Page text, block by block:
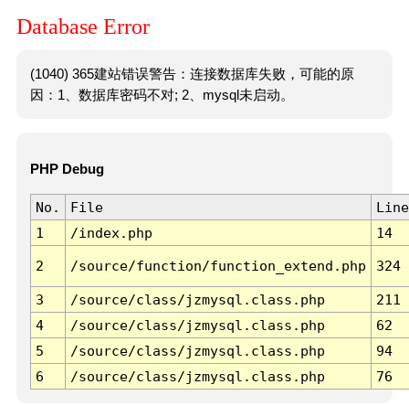
Database Error
(1040) 365建站错误警告：连接数据库失败，可能的原
因：1、数据库密码不对; 2、mysql未启动。
PHP Debug
No. File
Line
1
/index.php 14
2 /source/function/function_extend.php 324
3 /source/class/jzmysql.class.php
211
4
/source/class/jzmysql.class.php
62
5
/source/class/jzmysql.class.php
94
6
/source/class/jzmysql.class.php 76